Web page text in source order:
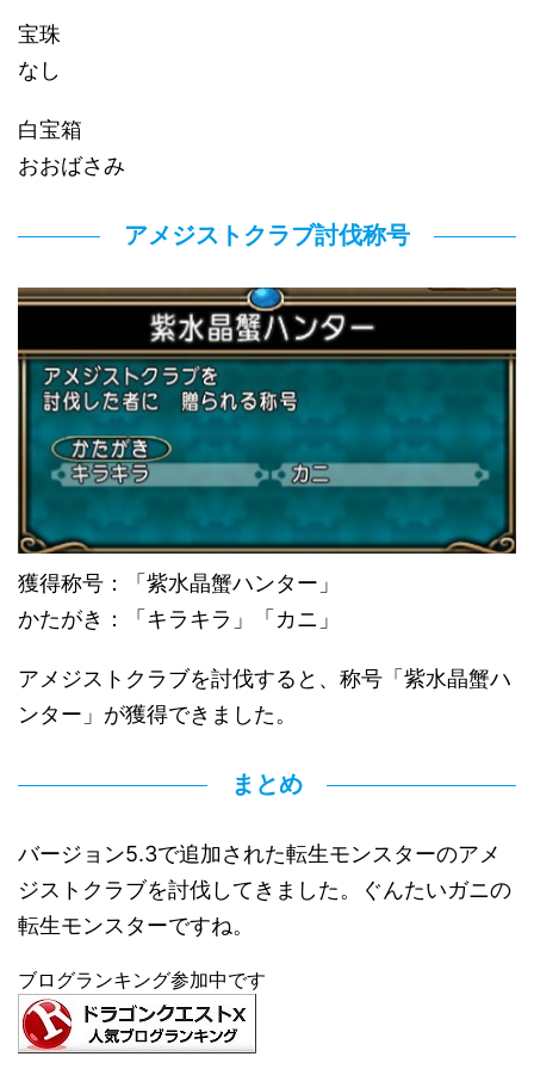
宝珠
なし
白宝箱
おおばさみ
アメジストクラブ討伐称号
獲得称号：「紫水晶蟹ハンター」
かたがき：「キラキラ」「カニ」
アメジストクラブを討伐すると、称号「紫水晶蟹ハ
ンター」が獲得できました。
まとめ
バージョン5.3で追加された転生モンスターのアメ
ジストクラブを討伐してきました。ぐんたいガニの
転生モンスターですね。
ブログランキング参加中です